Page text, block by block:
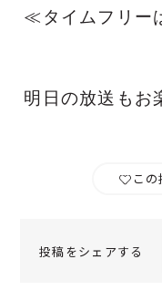
≪タイムフリー
明日の放送もお
こ
投稿をシェアする